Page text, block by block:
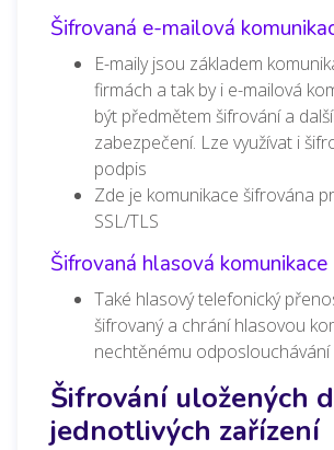
Šifrovaná e-mailová
E-maily jsou základem
firmách a tak by i e-mailová
být předmětem šifrování a
zabezpečení. Lze využívat i
podpis
Zde je komunikace šifrována
SSL/TLS
Šifrovaná hlasová komunikace
Také hlasový telefonický
šifrovaný a chrání hlasovou
nechtěnému odposlouchávání
Šifrování uložených
jednotlivých zařízení